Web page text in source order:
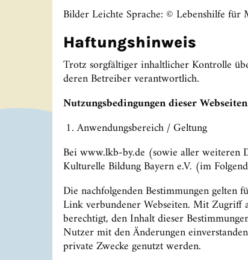
Bilder Leichte Sprache: © Lebenshilfe für
Haftungshinweis
Trotz sorgfältiger inhaltlicher Kontrolle
deren Betreiber verantwortlich.
Nutzungsbedingungen dieser Webseiten
Anwendungsbereich / Geltung
Bei www.lkb-by.de (sowie aller weiteren
Kulturelle Bildung Bayern e.V. (im
Die nachfolgenden Bestimmungen gelten
Link verbundener Webseiten. Mit Zugriff
berechtigt, den Inhalt dieser
Nutzer mit den Änderungen
private Zwecke genutzt werden.